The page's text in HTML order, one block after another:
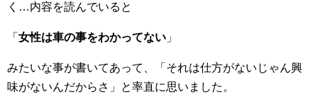
く…内容を読んでいると
「 女性は車の事をわかってない 」
みたいな事が書いてあって、「それは仕方がないじゃん興
味がないんだからさ」と率直に思いました。